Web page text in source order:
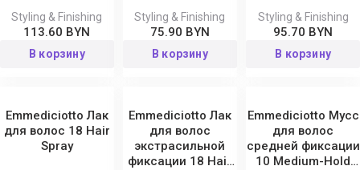
мл
Styling & Finishing
113.60 BYN
В корзину
Styling & Finishing
75.90 BYN
В корзину
Styling & Finishing
95.70 BYN
В корзину
Emmediciotto Лак
для волос 18 Hair
Spray
Emmediciotto Лак
для волос
экстрасильной
фиксации 18 Hair
Emmediciotto Мусс
для волос
средней фиксации
10 Medium-Hold